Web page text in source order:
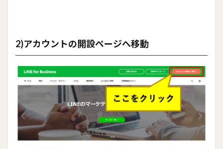
2)アカウントの開設ページへ移動